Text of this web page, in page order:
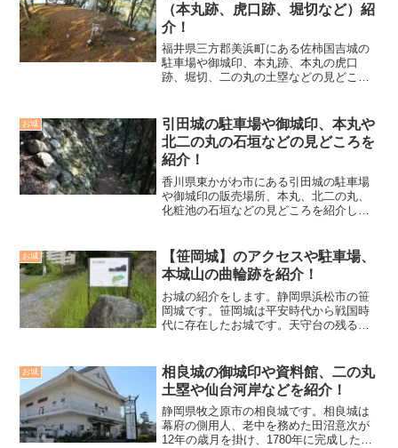
（本丸跡、虎口跡、堀切など）紹
介！
福井県三方郡美浜町にある佐柿国吉城の
駐車場や御城印、本丸跡、本丸の虎口
跡、堀切、二の丸の土塁などの見どころ
お城
引田城の駐車場や御城印、本丸や
北二の丸の石垣などの見どころを
紹介！
香川県東かがわ市にある引田城の駐車場
や御城印の販売場所、本丸、北二の丸、
化粧池の石垣などの見どころを紹介して
お城
【笹岡城】のアクセスや駐車場、
本城山の曲輪跡を紹介！
お城の紹介をします。静岡県浜松市の笹
岡城です。笹岡城は平安時代から戦国時
代に存在したお城です。天守台の残る二
われた際には、古銭や陶磁器片、漆器、
木製品、建物跡、井戸跡な...
お城
相良城の御城印や資料館、二の丸
土塁や仙台河岸などを紹介！
静岡県牧之原市の相良城です。相良城は
幕府の側用人、老中を務めた田沼意次が
12年の歳月を掛け、1780年に完成した平